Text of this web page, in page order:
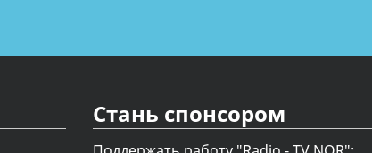
Стань спонсором